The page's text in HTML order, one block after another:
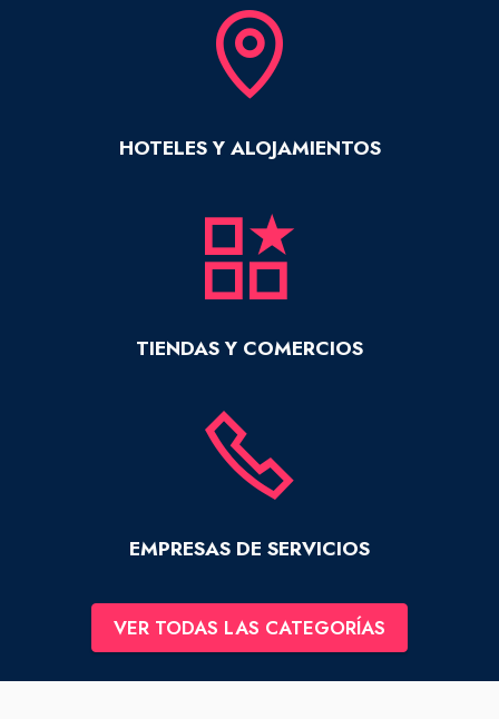
HOTELES Y ALOJAMIENTOS
TIENDAS Y COMERCIOS
EMPRESAS DE SERVICIOS
VER TODAS LAS CATEGORÍAS